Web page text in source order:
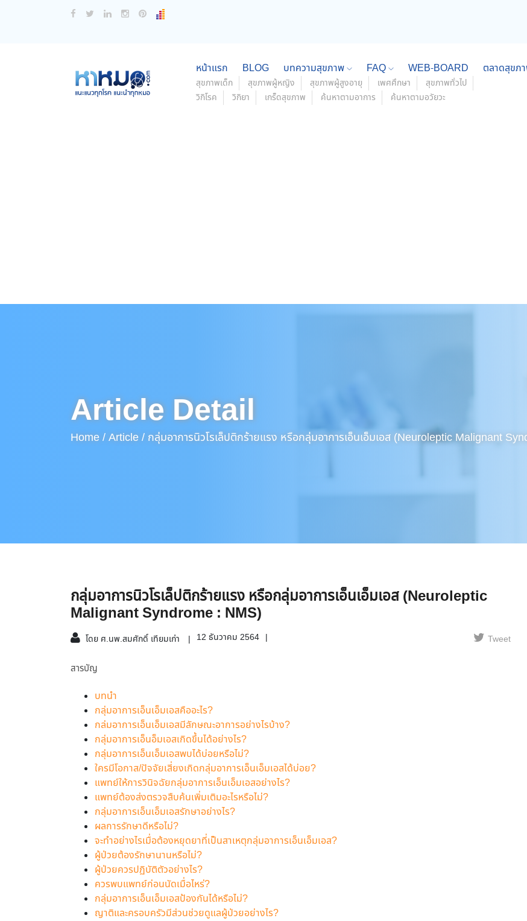
หน้าแรก BLOG บทความสุขภาพ FAQ WEB-BOARD ตลาดสุขภ
สุขภาพเด็ก สุขภาพผู้หญิง สุขภาพผู้สูงอายุ เพศศึกษา
สุขภาพทั่วไป
วิกิโรค
วิกิยา เกร็ดสุขภาพ ค้นหาตามอาการ ค้นหาตามอวัยวะ
Article Detail
Home /Article / กลุ่มอาการนิวโรเล็ปติกร้ายแรง หรือกลุ่มอาการเอ็นเอ็มเอส (Neuroleptic Malignant
กลุ่มอาการนิวโรเล็ปติกร้ายแรง หรือกลุ่มอาการเอ็นเอ็มเอส (Neuroleptic
Malignant Syndrome : NMS)
โดย ศ.นพ.สมศักดิ์ เทียมเก่า 12 ธันวาคม 2564 Tweet
สารบัญ
บทนำ
กลุ่มอาการเอ็นเอ็มเอสคืออะไร?
กล่มอาการเอ็นเอ็มเอสมีลักษณะอาการอย่างไรบ้าง?
กลุ่มอาการเอ็นอ็มเอสเกิดขึ้นได้อย่างไร?
กลุ่มอาการเอ็นเอ็มเอสพบได้บ่อยหรือไม่?
ใครมีโอกาส/ปัจจัยเสี่ยงเกิดกลุ่มอาการเอ็นเอ็มเอสได้บ่อย?
แพทย์ให้การวินิจฉัยกลุ่มอาการเอ็นเอ็มเอสอย่างไร?
แพทย์ต้องส่งตรวจสืบค้นเพิ่มเติมอะไรหรือไม่?
กลุ่มอาการเอ็นเอ็มเอสรักษาอย่างไร?
ผลการรักษาดีหรือไม่?
จะทำอย่างไรเมื่อต้องหยุดยาที่เป็นสาเหตุกลุ่มอาการเอ็นเอ็มเอส?
ผู้ป่วยต้องรักษานานหรือไม่?
ผู้ป่วยควรปฏิบัติตัวอย่างไร?
ควรพบแพทย์ก่อนนัดเมื่อไหร่?
กลุ่มอาการเอ็นเอ็มเอสป้องกันได้หรือไม่?
ญาติและครอบครัวมีส่วนช่วยดูแลผู้ป่วยอย่างไร?